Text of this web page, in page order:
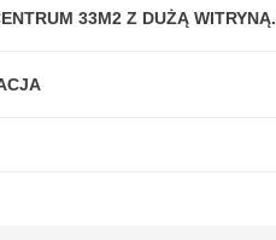
33M2 Z DUŻĄ WITRYNĄ.